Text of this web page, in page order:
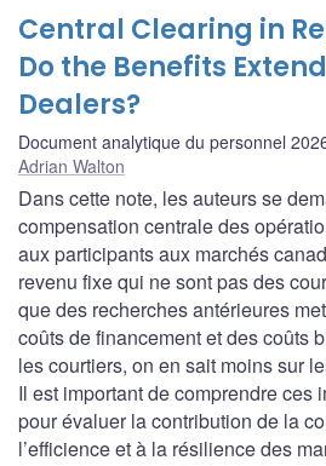
Central Clearing in
Do the Benefits
Dealers?
Document analytique du personnel
Adrian Walton
Dans cette note, les auteurs se
compensation centrale des
aux participants aux marchés
revenu fixe qui ne sont pas des
que des recherches antérieures
coûts de financement et des coûts
les courtiers, on en sait moins sur
Il est important de comprendre ces
pour évaluer la contribution de la
l’efficience et à la résilience des